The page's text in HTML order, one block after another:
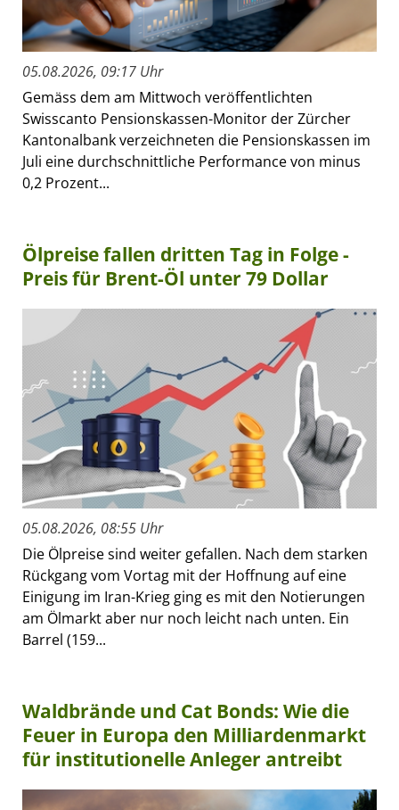
05.08.2026, 09:17 Uhr
Gemäss dem am Mittwoch veröffentlichten
Swisscanto Pensionskassen-Monitor der Zürcher
Kantonalbank verzeichneten die Pensionskassen im
Juli eine durchschnittliche Performance von minus
0,2 Prozent...
Ölpreise fallen dritten Tag in Folge -
Preis für Brent-Öl unter 79 Dollar
05.08.2026, 08:55 Uhr
Die Ölpreise sind weiter gefallen. Nach dem starken
Rückgang vom Vortag mit der Hoffnung auf eine
Einigung im Iran-Krieg ging es mit den Notierungen
am Ölmarkt aber nur noch leicht nach unten. Ein
Barrel (159...
Waldbrände und Cat Bonds: Wie die
Feuer in Europa den Milliardenmarkt
für institutionelle Anleger antreibt